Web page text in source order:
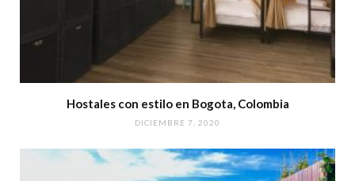
Hostales con estilo en Bogota, Colombia
DICIEMBRE 7, 2020